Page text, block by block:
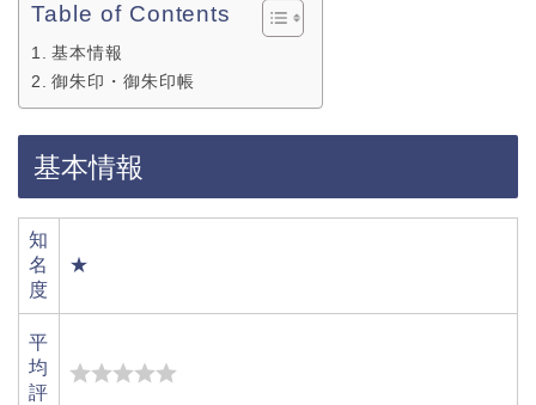
Table of Contents
基本情報
御朱印・御朱印帳
基本情報
知
名
度
★
平
均
評